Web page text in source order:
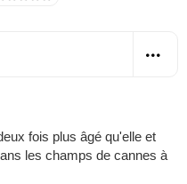
fois plus âgé qu'elle et
les champs de cannes à